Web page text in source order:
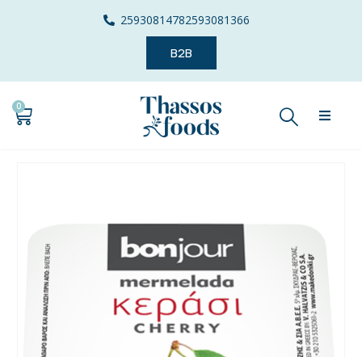
25930814782593081366
B2B
0